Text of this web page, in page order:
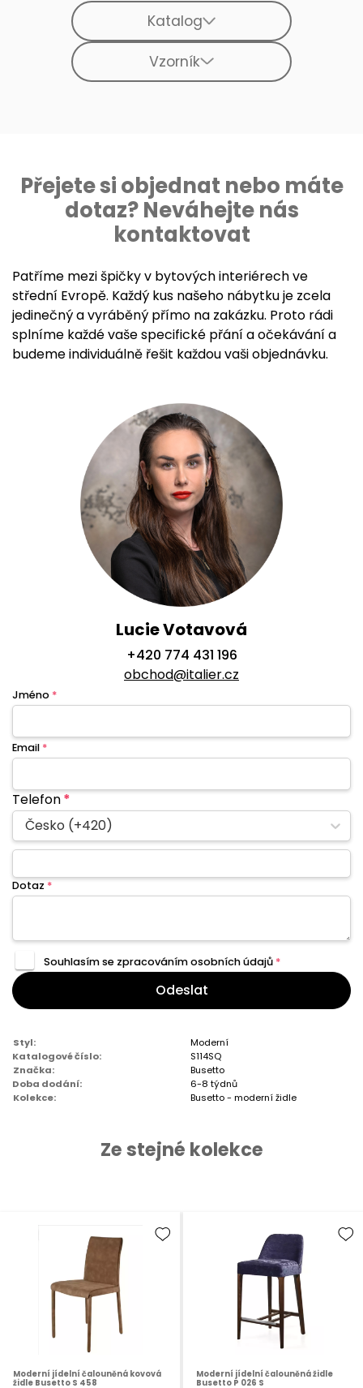
Katalog
Vzorník
Přejete si objednat nebo máte
dotaz? Neváhejte nás
kontaktovat
Patříme mezi špičky v bytových interiérech ve
střední Evropě. Každý kus našeho nábytku je zcela
jedinečný a vyráběný přímo na zakázku. Proto rádi
splníme každé vaše specifické přání a očekávání a
budeme individuálně řešit každou vaši objednávku.
Lucie Votavová
+420 774 431 196
obchod@italier.cz
Jméno *
Email *
Telefon*
Česko (+420)
Dotaz *
Souhlasím se zpracovánímosobních údajů *
Odeslat
Styl:
Moderní
Katalogové číslo:
S114SQ
Značka:
Busetto
Doba dodání:
6-8 týdnů
Kolekce:
Busetto - moderní židle
Ze stejné kolekce
Moderní jídelní čalouněná kovová
židle Busetto S 458
Moderní jídelní čalouněná židle
Busetto P 026 S